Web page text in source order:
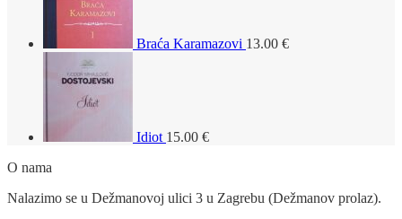
Braća Karamazovi 13.00 €
Idiot 15.00 €
O nama
Nalazimo se u Dežmanovoj ulici 3 u Zagrebu (Dežmanov prolaz).